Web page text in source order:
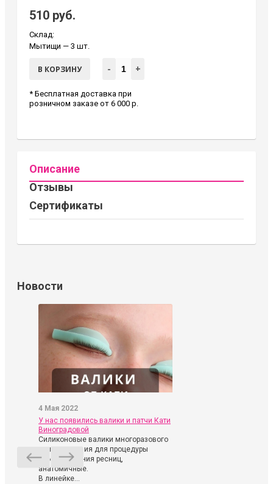
510 руб.
Склад:
Мытищи — 3 шт.
В КОРЗИНУ - +
* Бесплатная доставка при
розничном заказе от 6 000 р.
Описание
Отзывы
Сертификаты
Новости
4 Мая 2022
У нас появились валики и патчи Кати
Виноградовой
Силиконовые валики многоразового
использования для процедуры
ламинирования ресниц,
анатомичные.
В линейке...